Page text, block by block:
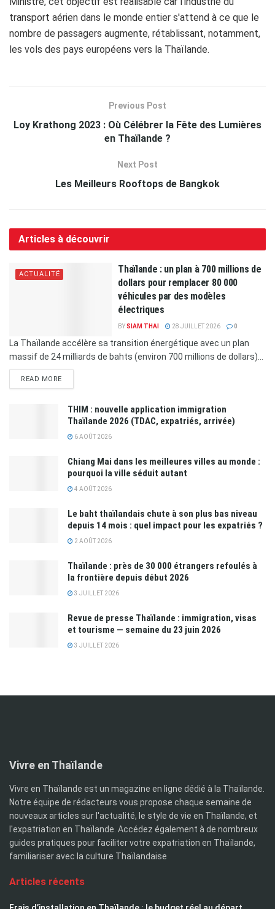
transport aérien dans le monde entier s'attend à ce que le
nombre de passagers augmente, rétablissant, notamment,
les vols des pays européens vers la Thaïlande.
Previous Post
Loy Krathong 2023 : Où Célébrer la Fête des Lumières
en Thaïlande ?
Next Post
Les Meilleurs Rooftops de Bangkok
Articles à découvrir
ACTUALITÉ
Thaïlande : un plan à 700 millions de
dollars pour remplacer 80 000
véhicules par des modèles
électriques
BYSIAM THAI 28 JUILLET 2026 0
La Thaïlande accélère sa transition énergétique avec un plan
massif de 24 milliards de bahts (environ 700 millions de dollars)...
READ MORE
THIM : nouvelle application immigration
Thaïlande 2026 (TDAC, expatriés, arrivée)
6 AOÛT 2026
Chiang Mai dans les meilleures villes au monde :
pourquoi la ville séduit autant
4 AOÛT 2026
Le baht thaïlandais chute à son plus bas niveau
depuis 14 mois : quel impact pour les expatriés ?
2 AOÛT 2026
Thaïlande : près de 30 000 étrangers refoulés à
la frontière depuis début 2026
3 JUILLET 2026
Revue de presse Thaïlande : immigration, visas
et tourisme — semaine du 23 juin 2026
3 JUILLET 2026
Vivre en Thaïlande
Vivre en Thaïlande est un magazine en ligne dédié à la Thaïlande.
Notre équipe de rédacteurs vous propose chaque semaine de
nouveaux articles sur l'actualité, le style de vie en Thaïlande, et
l'expatriation en Thaïlande. Accédez également à de nombreux
guides pratiques pour faciliter votre expatriation en Thaïlande,
familiariser avec la culture Thaïlandaise
Articles récents